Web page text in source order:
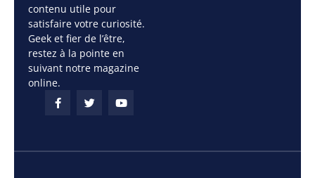
contenu utile pour
satisfaire votre curiosité.
Geek et fier de l’être,
restez à la pointe en
suivant notre magazine
online.